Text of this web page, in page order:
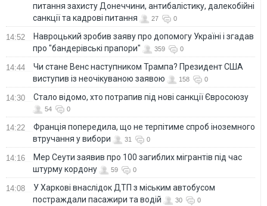
питання захисту Донеччини, антибалістику, далекобійні
санкції та кадрові питання
27 0
14:52
Навроцький зробив заяву про допомогу Україні і згадав
про "бандерівські прапори"
359 0
14:44
Чи стане Венс наступником Трампа? Президент США
виступив із неочікуваною заявою
158 0
14:30 Стало відомо, хто потрапив під нові санкції Євросоюзу
54 0
14:22
Франція попередила, що не терпітиме спроб іноземного
втручання у вибори
31 0
14:16
Мер Сеути заявив про 100 загиблих мігрантів під час
штурму кордону
59 0
14:08
У Харкові внаслідок ДТП з міським автобусом
постраждали пасажири та водій
30 0